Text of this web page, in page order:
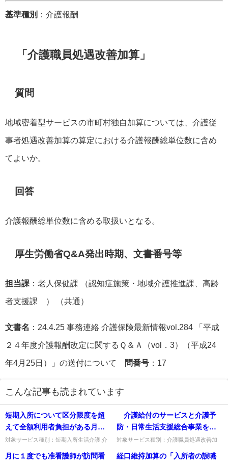
基準種別 ：介護報酬
「介護職員処遇改善加算」
質問
地域密着型サービスの市町村独自加算については、介護従
事者処遇改善加算の算定における介護報酬総単位数に含め
てよいか。
回答
介護報酬総単位数に含める取扱いとなる。
厚生労働省Q&A発出時期、文書番号等
担当課 ：老人保健課 （認知症施策・地域介護推進課、高齢
者支援課 ） （共通）
文書名 ：24.4.25 事務連絡 介護保険最新情報vol.284 「平成
２４年度介護報酬改定に関するＱ＆Ａ（vol．3）（平成24
年4月25日）」の送付について 問番号 ：17
こんな記事も読まれています
短期入所について区分限度を超
えて全額利用者負担がある月か
ら、翌月まで入所を継続して連
続利用が30日を超えた場合は連
対象サービス種別：短期入所生活介護,介
酬「連続３０日を超える短期入所」質問短
介護給付のサービスと介護予
防・日常生活支援総合事業を一
体的に運営している場合であっ
ても、月額８万円の改善又は年
対象サービス種別：介護職員処遇改善加
別:介護報酬「」質問 介護給付のサービ
月に１度でも准看護師が訪問看 経口維持加算の「入所者の誤嚥